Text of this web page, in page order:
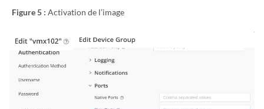
Figure 5 : Activation de l’image